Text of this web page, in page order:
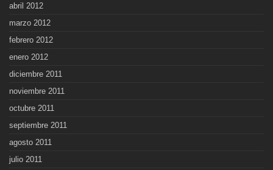
abril 2012
marzo 2012
febrero 2012
enero 2012
diciembre 2011
noviembre 2011
octubre 2011
septiembre 2011
agosto 2011
julio 2011